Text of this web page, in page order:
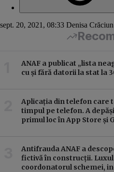
sept. 20, 2021, 08:33 Denisa Crăciun
ANAF a publicat „lista
cu și fără datorii la stat la
Aplicația din telefon care
timpul pe telefon. A
primul loc în App Store și
Antifrauda ANAF a
fictivă în construcții.
coordonatorul schemei,